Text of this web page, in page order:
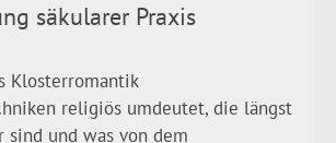
säkularer Praxis
Klosterromantik
religiös umdeutet, die längst
sind und was von dem